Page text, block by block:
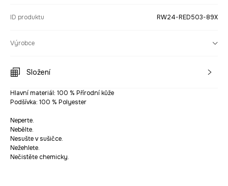
ID produktu RW24-RED503-89X
Výrobce
Složení
Hlavní materiál: 100 % Přírodní kůže
Podšívka: 100 % Polyester
Neperte.
Nebělte.
Nesušte v sušičce.
Nežehlete.
Nečistěte chemicky.